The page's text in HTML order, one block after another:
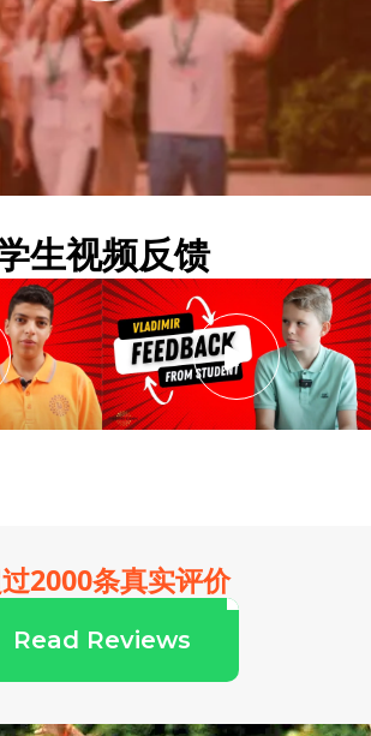
生视频反馈
2000条真实评价
Read Reviews